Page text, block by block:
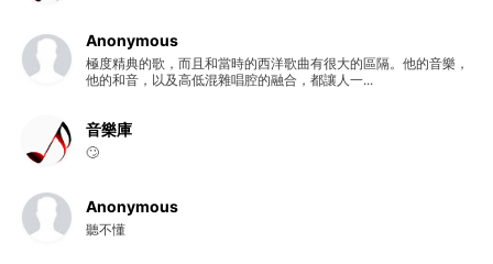
Anonymous
極度精典的歌，而且和當時的西洋歌曲有很大的區隔。他的音樂，
他的和音，以及高低混雜唱腔的融合，都讓人一...
音樂庫
🙄
Anonymous
聽不懂